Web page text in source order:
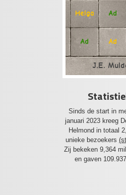
Helga Ad
Ad Ad
J.E.
Sinds de start in
januari 2023 kreeg
Helmond in totaal
unieke bezoekers
Zij bekeken 9,364
en gaven